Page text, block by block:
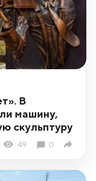
В
машину,
скульптуру
49 0